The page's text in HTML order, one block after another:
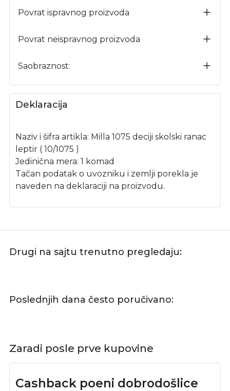
Povrat ispravnog proizvoda
Povrat neispravnog proizvoda
Saobraznost:
Deklaracija
Naziv i šifra artikla: Milla 1075 deciji skolski ranac
leptir ( 10/1075 )
Jedinična mera: 1 komad
Tačan podatak o uvozniku i zemlji porekla je
naveden na deklaraciji na proizvodu.
Drugi na sajtu trenutno pregledaju:
Poslednjih dana često poručivano:
Zaradi posle prve kupovine
Cashback poeni dobrodošlice